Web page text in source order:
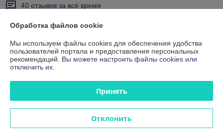
40 отзывов за всё время
Покупатель
Отлично
Сделка подтверждена через корзину
Отлично
Сделка подтверждена через корзину
Обработка файлов cookie
Мы используем файлы cookies для обеспечения удобства
пользователей портала и предоставления персональных
рекомендаций. Вы можете настроить файлы cookies или
отключить их.
Принять
Отклонить